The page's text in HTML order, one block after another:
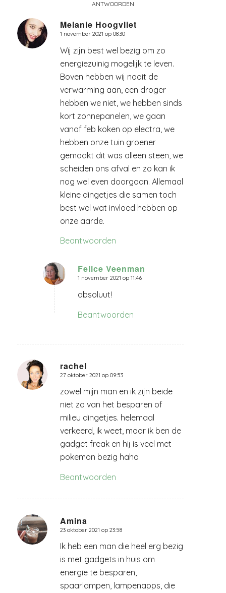
ANTWOORDEN
Melanie Hoogvliet
zegt:
1 november 2021 op 08:30
Wij zijn best wel bezig om zo
energiezuinig mogelijk te leven.
Boven hebben wij nooit de
verwarming aan, een droger
hebben we niet, we hebben sinds
kort zonnepanelen, we gaan
vanaf feb koken op electra, we
hebben onze tuin groener
gemaakt dit was alleen steen, we
scheiden ons afval en zo kan ik
nog wel even doorgaan. Allemaal
kleine dingetjes die samen toch
best wel wat invloed hebben op
onze aarde.
Beantwoorden
Felice Veenman
zegt:
1 november 2021 op 11:46
absoluut!
Beantwoorden
rachel
zegt:
27 oktober 2021 op 09:53
zowel mijn man en ik zijn beide
niet zo van het besparen of
milieu dingetjes. helemaal
verkeerd, ik weet, maar ik ben de
gadget freak en hij is veel met
pokemon bezig haha
Beantwoorden
Amina
zegt:
23 oktober 2021 op 23:58
Ik heb een man die heel erg bezig
is met gadgets in huis om
energie te besparen,
spaarlampen, lampenapps, die